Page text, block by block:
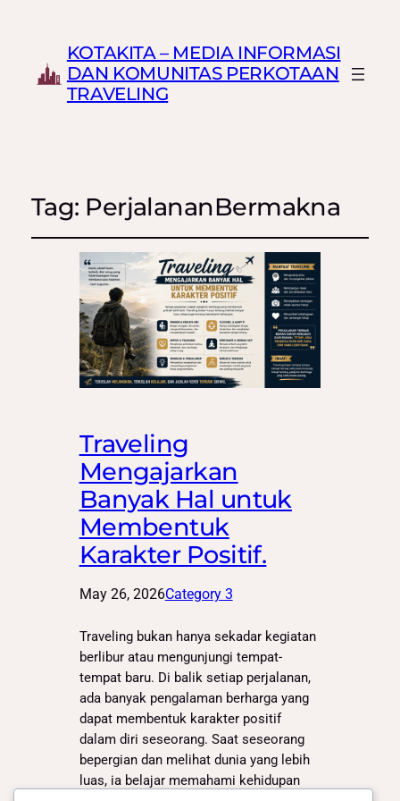
KOTAKITA – MEDIA INFORMASI
DAN KOMUNITAS PERKOTAAN
TRAVELING
Tag: PerjalananBermakna
Traveling
Mengajarkan
Banyak Hal untuk
Membentuk
Karakter Positif.
May 26, 2026Category 3
Traveling bukan hanya sekadar kegiatan
berlibur atau mengunjungi tempat-
tempat baru. Di balik setiap perjalanan,
ada banyak pengalaman berharga yang
dapat membentuk karakter positif
dalam diri seseorang. Saat seseorang
bepergian dan melihat dunia yang lebih
luas, ia belajar memahami kehidupan